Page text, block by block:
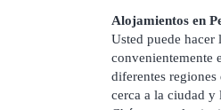
Alojamientos en
Usted puede hacer
convenientemente
diferentes regiones
cerca a la ciudad y